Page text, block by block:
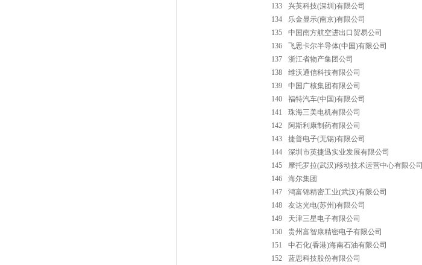
133
兴英科技(深圳)有限公司
134
乐金显示(南京)有限公司
135
中国南方航空进出口贸易公司
136
飞思卡尔半导体(中国)有限公司
137
浙江省物产集团公司
138
维沃通信科技有限公司
139
中国广核集团有限公司
140
福特汽车(中国)有限公司
141
珠海三美电机有限公司
142
阿斯利康制药有限公司
143
捷普电子(无锡)有限公司
144
深圳市英捷迅实业发展有限公司
145
摩托罗拉(武汉)移动技术运营中心有限公司
146
海尔集团
147
鸿富锦精密工业(武汉)有限公司
148
友达光电(苏州)有限公司
149
天津三星电子有限公司
150
贵州富智康精密电子有限公司
151
中石化(香港)海南石油有限公司
152
蓝思科技股份有限公司